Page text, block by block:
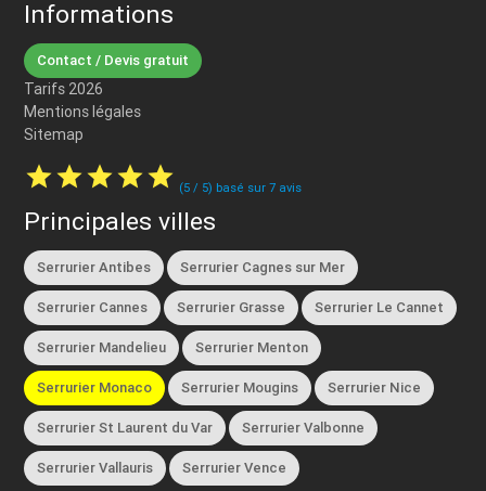
Informations
Contact / Devis gratuit
Tarifs 2026
Mentions légales
Sitemap
starstarstarstarstar (5 / 5) basé sur7 avis
Principales villes
Serrurier Antibes Serrurier Cagnes sur Mer
Serrurier Cannes Serrurier Grasse Serrurier Le Cannet
Serrurier Mandelieu Serrurier Menton
Serrurier Monaco Serrurier Mougins Serrurier Nice
Serrurier St Laurent du Var Serrurier Valbonne
Serrurier Vallauris Serrurier Vence